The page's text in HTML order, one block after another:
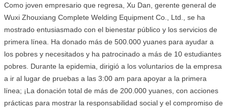
Como joven empresario que regresa, Xu Dan, gerente general de
Wuxi Zhouxiang Complete Welding Equipment Co., Ltd., se ha
mostrado entusiasmado con el bienestar público y los servicios de
primera línea. Ha donado más de 500.000 yuanes para ayudar a
los pobres y necesitados y ha patrocinado a más de 10 estudiantes
pobres. Durante la epidemia, dirigió a los voluntarios de la empresa
a ir al lugar de pruebas a las 3:00 am para apoyar a la primera
línea; ¡La donación total de más de 200.000 yuanes, con acciones
prácticas para mostrar la responsabilidad social y el compromiso de